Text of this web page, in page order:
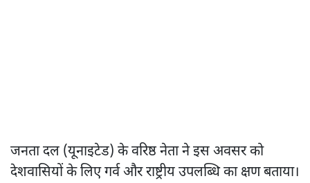
जनता दल (यूनाइटेड) के वरिष्ठ नेता ने इस अवसर को
देशवासियों के लिए गर्व और राष्ट्रीय उपलब्धि का क्षण बताया।